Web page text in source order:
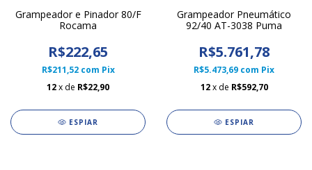
Grampeador e Pinador 80/F
Rocama
R$222,65
R$211,52 com Pix
12x de R$22,90
ESPIAR
Grampeador Pneumático
92/40 AT-3038 Puma
R$5.761,78
R$5.473,69 com Pix
12 x de R$592,70
ESPIAR